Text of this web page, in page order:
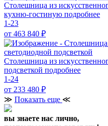
Cтолешница из
кухню-гостиную подробнее
1-23
от 463 840 ₽
Столешница из
подсветкой подробнее
1-24
от 233 480 ₽
≫ Показать еще ≪
вы знаете нас лично,